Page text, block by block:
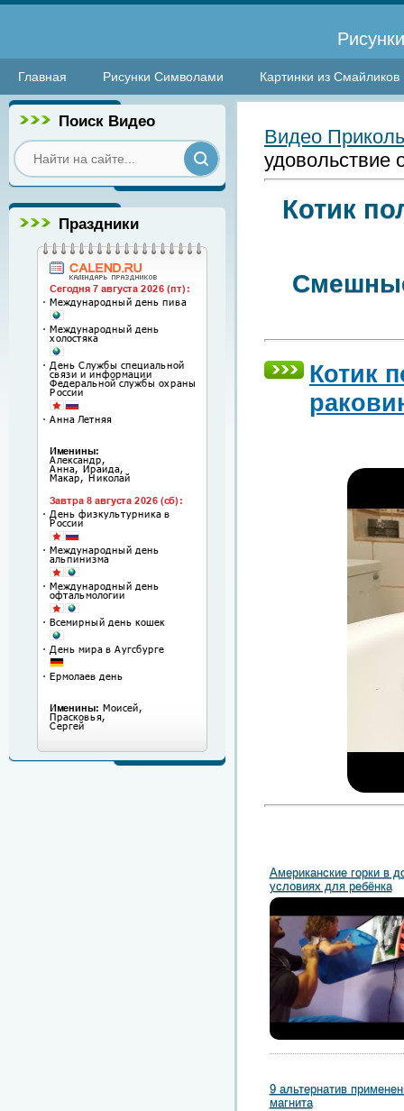
Главная Рисунки Символами Картинки из Смайликов
Поиск Видео
Праздники
Видео
удовольствие
Котик
Котик
Американские горки в
условиях для ребёнка
9 альтернатив
магнита